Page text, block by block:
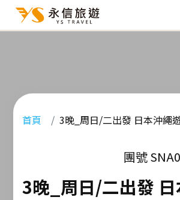
首頁 3晚_周日/二出發 日本沖繩
團號
3晚_周日/二出發